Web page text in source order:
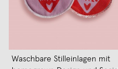
Waschbare Stilleinlagen mit